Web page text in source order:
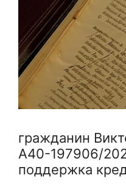
гражданин
А40-197906/
поддержка